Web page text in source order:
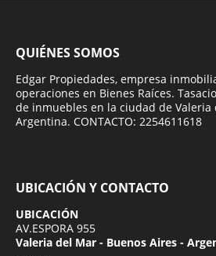
QUIÉNES SOMOS
Edgar Propiedades, empresa
operaciones en Bienes Raíces.
de inmuebles en la ciudad de Valeria
Argentina. CONTACTO: 2254611618
UBICACIÓN Y CONTACTO
UBICACIÓN
AV.ESPORA 955
Valeria del Mar - Buenos Aires -